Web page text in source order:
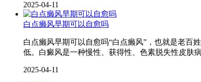
2025-04-11
白点癞风早期可以自愈吗
白点癞风早期可以自愈吗“白点癞风”，也就是老百
低。白癜风是一种慢性、获得性、色素脱失性皮肤病
2025-04-11